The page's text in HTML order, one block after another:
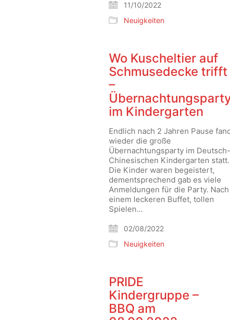
11/10/2022
Neuigkeiten
Wo Kuscheltier auf
Schmusedecke trifft
–
im Kindergarten
Endlich nach 2 Jahren Pause
wieder die große
Übernachtungsparty im
Chinesischen Kindergarten statt.
Die Kinder waren begeistert,
dementsprechend gab es viele
Anmeldungen für die Party. Nach
einem leckeren Buffet, tollen
Spielen…
02/08/2022
Neuigkeiten
PRIDE
Kindergruppe –
BBQ am